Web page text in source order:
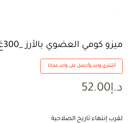
ميزو كومي العضوي بالأرز _300غ
أشتري واحد وأحصل على واحد مجانا
د.إ52.00
لقرب إنتهاء تاريخ الصلاحية